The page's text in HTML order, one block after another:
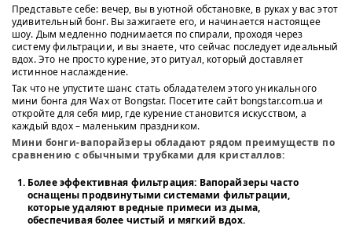
Представьте себе: вечер, вы в уютной обстановке, в руках у вас этот
удивительный бонг. Вы зажигаете его, и начинается настоящее
шоу. Дым медленно поднимается по спирали, проходя через
систему фильтрации, и вы знаете, что сейчас последует идеальный
вдох. Это не просто курение, это ритуал, который доставляет
истинное наслаждение.
Так что не упустите шанс стать обладателем этого уникального
мини бонга для Wax от Bongstar. Посетите сайт bongstar.com.ua и
откройте для себя мир, где курение становится искусством, а
каждый вдох – маленьким праздником.
Мини бонги-вапорайзеры обладают рядом преимуществ по
сравнению с обычными трубками для кристаллов:
Более эффективная фильтрация: Вапорайзеры часто
оснащены продвинутыми системами фильтрации,
которые удаляют вредные примеси из дыма,
обеспечивая более чистый и мягкий вдох.